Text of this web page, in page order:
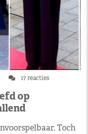
17 reacties
op
Toch